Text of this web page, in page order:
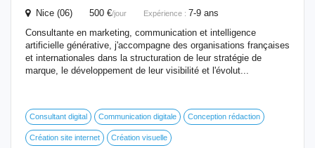
Nice (06) 500 €/jour Expérience : 7-9 ans
Consultante en marketing, communication et intelligence
artificielle générative, j'accompagne des organisations françaises
et internationales dans la structuration de leur stratégie de
marque, le développement de leur visibilité et l'évolut...
Consultant digital Communication digitale Conception rédaction
Création site internet Création visuelle